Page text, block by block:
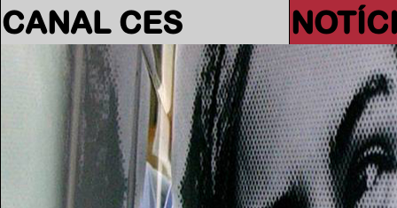
CANAL CES